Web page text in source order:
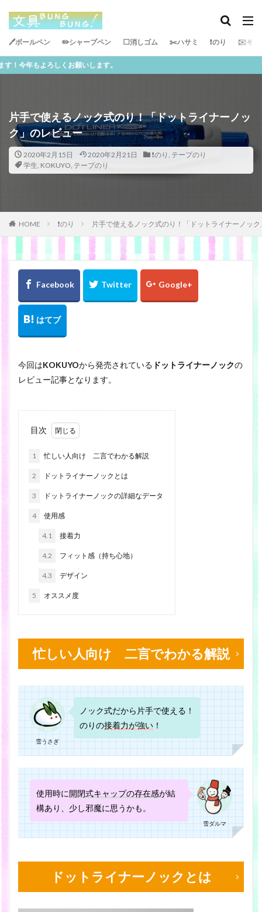
🖊ボールペン ✏️シャープペン ⬜️消しゴム ✂️ハサミ ❗️のり ✉️その
願いします。
片手で使えるノック式のり！「ドットライナーノッ
ク」のレビュー
2020年2月15日 2020年2月21日 ❗️のり , テープのり
学生, KOKUYO, テープのり
HOME ❗️のり 片手で使えるノック式のり！「ドットライナーノッ
今回はKOKUYOから発売されている ドットライナーノックの
レビュー記事となります。
目次
1 忙しい人向け 二言でわかる解説
2 ドットライナーノックとは
3 ドットライナーノックの詳細なデータ
4 使用感
4.1 接着力
4.2 フィット感（持ち心地）
4.3 デザイン
5 オススメ度
忙しい人向け 二言でわかる解説
雪うさぎ
ノック式だから片手で使える！
のりの接着力が強い ！
雪ダルマ
使用時に開閉式キャップの存在感が結
構あり、少し邪魔に思うかも。
ドットライナーノックとは
タグ
PILOT サインペン
ボールペン
テープのり
油性マジック
ビジネス
uni カンミ堂 学生
消しゴム
両面テープ
ZEBRA プラス
レイメイ藤井
KUTSUWA
シャープペン ペンケース
定規
トンボ
キングジム 収納
セロテープ
さくらクレパス
バッグ
スティックのり
カラーペン
サクラクレパス
KOKUYO
ペン 手帳
ハサミ
ステッドラー
学研 PLUS
修正テープ
コンパス
ラインマーカー
検索